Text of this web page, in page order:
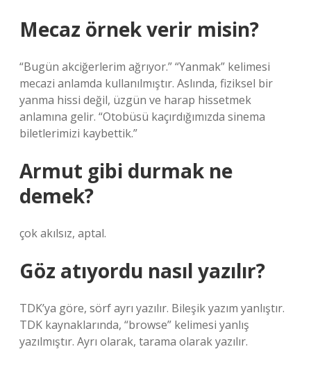
Mecaz örnek verir misin?
“Bugün akciğerlerim ağrıyor.” “Yanmak” kelimesi
mecazi anlamda kullanılmıştır. Aslında, fiziksel bir
yanma hissi değil, üzgün ve harap hissetmek
anlamına gelir. “Otobüsü kaçırdığımızda sinema
biletlerimizi kaybettik.”
Armut gibi durmak ne
demek?
çok akılsız, aptal.
Göz atıyordu nasıl yazılır?
TDK’ya göre, sörf ayrı yazılır. Bileşik yazım yanlıştır.
TDK kaynaklarında, “browse” kelimesi yanlış
yazılmıştır. Ayrı olarak, tarama olarak yazılır.